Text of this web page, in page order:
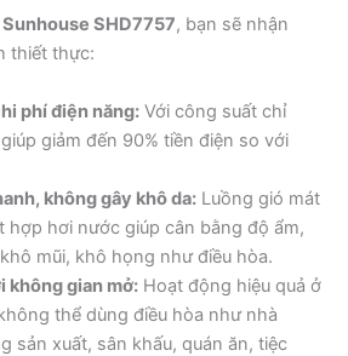
SHD7757, bạn sẽ nhận
thiết thực:
phí điện năng:Với công suất chỉ
giảm đến 90% tiền điện so với
không gây khô da:Luồng gió mát
hợp hơi nước giúp cân bằng độ ẩm,
mũi, khô họng như điều hòa.
không gian mở:Hoạt động hiệu quả ở
thể dùng điều hòa như nhà
sản xuất, sân khấu, quán ăn, tiệc